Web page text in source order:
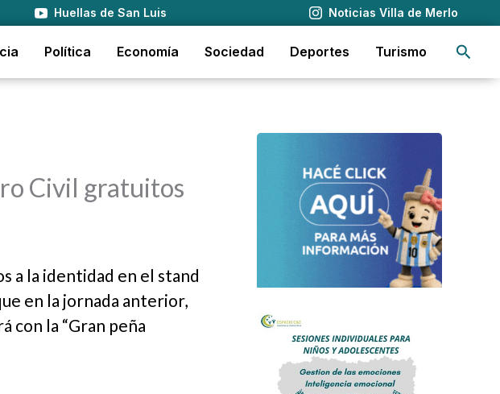
Huellas de San Luis Noticias Villa de Merlo
Política Economía Sociedad Deportes Turismo
Civil gratuitos
a la identidad en el stand
en la jornada anterior,
con la “Gran peña